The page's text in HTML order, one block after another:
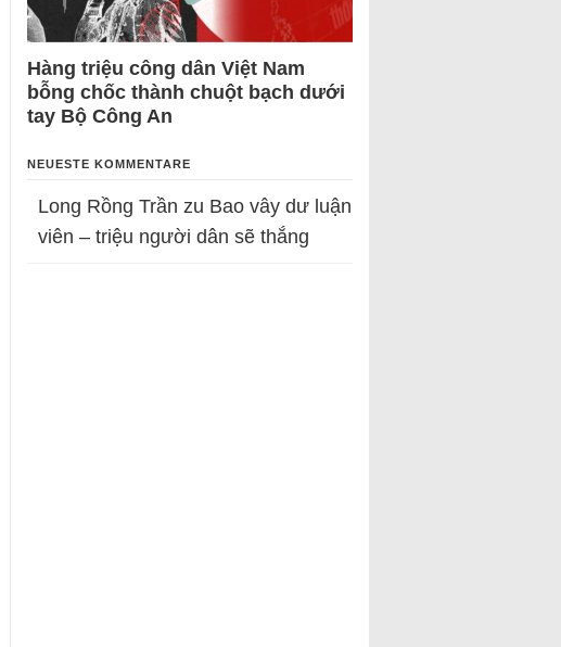
Hàng triệu công dân Việt Nam
bỗng chốc thành chuột bạch dưới
tay Bộ Công An
NEUESTE KOMMENTARE
Long Rồng Trần zu Bao vây dư luận
viên – triệu người dân sẽ thắng